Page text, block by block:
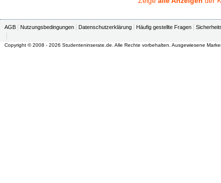
AGB Nutzungsbedingungen Datenschutzerklärung Häufig gestellte Fragen
Copyright © 2008 - 2026 Studenteninserate.de. Alle Rechte vorbehalten. Ausgewiesene